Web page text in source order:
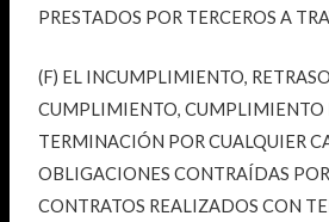
PRESTADOS POR TERCEROS A
(F) EL INCUMPLIMIENTO,
CUMPLIMIENTO, CUMPLIMIENTO
TERMINACIÓN POR CUALQUIER
OBLIGACIONES CONTRAÍDAS
CONTRATOS REALIZADOS CON